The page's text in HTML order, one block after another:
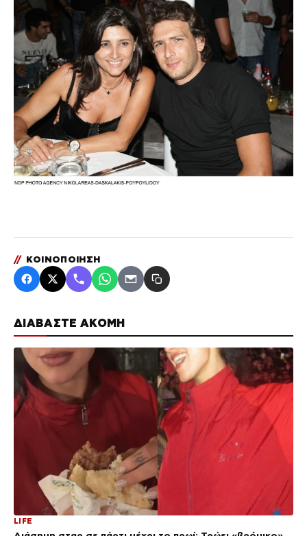
ΔΙΑΒΑΣΤΕ ΑΚΟΜΗ
LIFE
// ΚΟΙΝΟΠΟΙΗΣΗ